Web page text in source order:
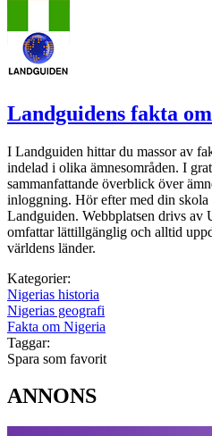
Landguidens fakta
I Landguiden hittar du massor av
indelad i olika ämnesområden. I
sammanfattande överblick över
inloggning. Hör efter med din skola
Landguiden. Webbplatsen drivs av
omfattar lättillgänglig och alltid
världens länder.
Kategorier:
Nigerias historia
Nigerias geografi
Fakta om Nigeria
Taggar:
Spara som favorit
ANNONS